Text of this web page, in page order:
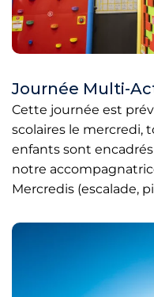
Journée Multi-
Cette journée est
scolaires le mercredi,
enfants sont
notre
Mercredis (escalade,